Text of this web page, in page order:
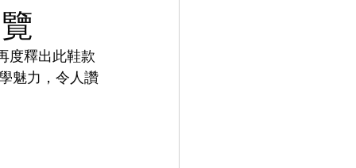
度釋出此鞋款
魅力，令人讚